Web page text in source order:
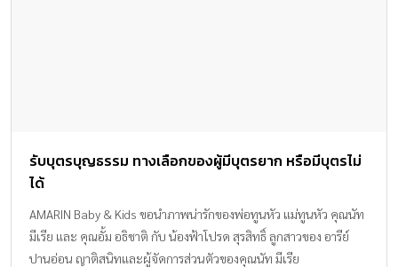
รับบุตรบุญธรรม ทางเลือกของผู้มีบุตรยาก หรือมีบุตรไม่
ได้
AMARIN Baby & Kids ขอนำภาพน่ารักของพ่อทูนหัว แม่ทูนหัว คุณนัท
มีเรีย และ คุณอั้ม อธิชาติ กับ น้องฟ้าโปรด สุรสิทธิ์ ลูกสาวของ อารีย์
ปานอ่อน ญาติสนิทและผู้จัดการส่วนตัวของคุณนัท มีเรีย